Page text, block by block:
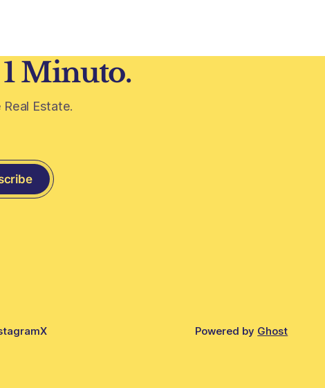
Minuto.
Estate.
X Powered by Ghost